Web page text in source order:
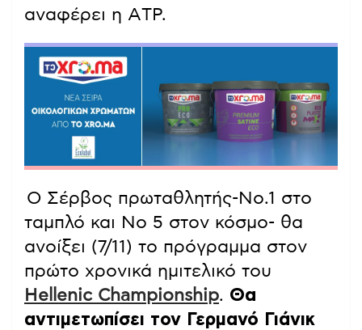
αναφέρει η ΑTP.
Ο Σέρβος πρωταθλητής-Νο.1 στο
ταμπλό και Νο 5 στον κόσμο- θα
ανοίξει (7/11) το πρόγραμμα στον
πρώτο χρονικά ημιτελικό του
Hellenic Championship. Θα
αντιμετωπίσει τον Γερμανό Γιάνικ